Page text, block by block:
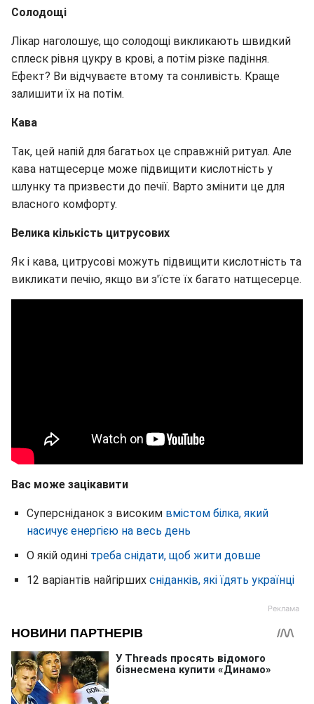
Солодощі
Лікар наголошує, що солодощі викликають швидкий
сплеск рівня цукру в крові, а потім різке падіння.
Ефект? Ви відчуваєте втому та сонливість. Краще
залишити їх на потім.
Кава
Так, цей напій для багатьох це справжній ритуал. Але
кава натщесерце може підвищити кислотність у
шлунку та призвести до печії. Варто змінити це для
власного комфорту.
Велика кількість цитрусових
Як і кава, цитрусові можуть підвищити кислотність та
викликати печію, якщо ви з'їсте їх багато натщесерце.
Вас може зацікавити
Суперсніданок з високим вмістом білка, який
насичує енергією на весь день
О якій одині треба снідати, щоб жити довше
12 варіантів найгірших сніданків, які їдять українці